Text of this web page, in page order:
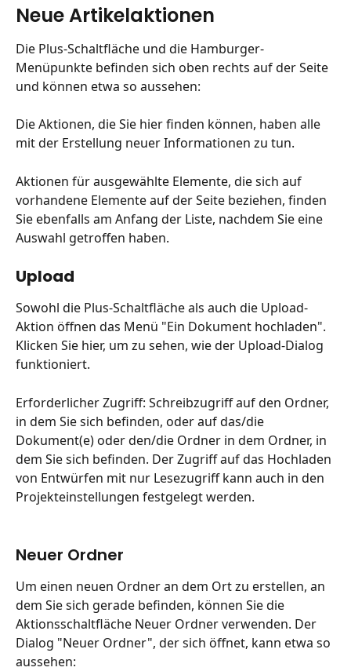
Neue Artikelaktionen
Die Plus-Schaltfläche und die Hamburger-
Menüpunkte befinden sich oben rechts auf der Seite
und können etwa so aussehen:
Die Aktionen, die Sie hier finden können, haben alle
mit der Erstellung neuer Informationen zu tun.
Aktionen für ausgewählte Elemente, die sich auf
vorhandene Elemente auf der Seite beziehen, finden
Sie ebenfalls am Anfang der Liste, nachdem Sie eine
Auswahl getroffen haben.
Upload
Sowohl die Plus-Schaltfläche als auch die Upload-
Aktion öffnen das Menü "Ein Dokument hochladen".
Klicken Sie hier, um zu sehen, wie der Upload-Dialog
funktioniert.
Erforderlicher Zugriff: Schreibzugriff auf den Ordner,
in dem Sie sich befinden, oder auf das/die
Dokument(e) oder den/die Ordner in dem Ordner, in
dem Sie sich befinden. Der Zugriff auf das Hochladen
von Entwürfen mit nur Lesezugriff kann auch in den
Projekteinstellungen festgelegt werden.
Neuer Ordner
Um einen neuen Ordner an dem Ort zu erstellen, an
dem Sie sich gerade befinden, können Sie die
Aktionsschaltfläche Neuer Ordner verwenden. Der
Dialog "Neuer Ordner", der sich öffnet, kann etwa so
aussehen: